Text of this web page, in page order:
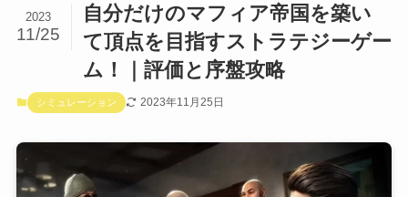
自分だけのマフィア帝国を築い
て頂点を目指すストラテジーゲー
ム！｜評価と序盤攻略
2023
11/25
シミュレーション 2023年11月25日